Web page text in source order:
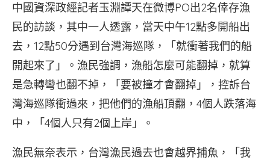
中國資深政經記者玉淵譚天在微博PO出2名倖存漁
民的訪談，其中一人透露，當天中午12點多開船出
去，12點50分遇到台灣海巡隊，「就衝著我們的船
開起來了」。漁民強調，漁船怎麼可能翻掉，就算
是急轉彎也翻不掉，「要被撞才會翻掉」，控訴台
灣海巡隊衝過來，把他們的漁船頂翻，4個人跌落海
中，「4個人只有2個上岸」。
漁民無奈表示，台灣漁民過去也會越界捕魚，「我